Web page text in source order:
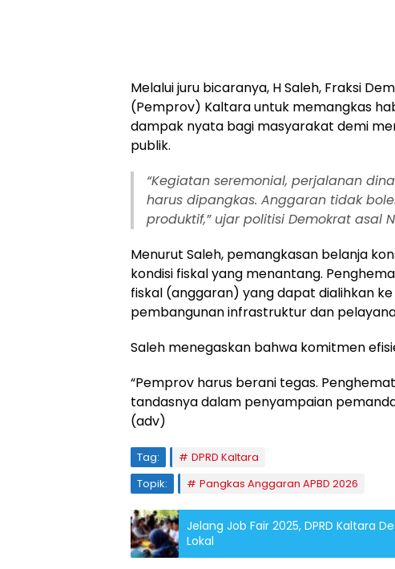
Melalui juru bicaranya, H Saleh, Fraksi
(Pemprov) Kaltara untuk memangkas
dampak nyata bagi masyarakat demi
publik.
“Kegiatan seremonial, perjalanan
harus dipangkas. Anggaran tidak
produktif,” ujar politisi Demokrat asal
Menurut Saleh, pemangkasan belanja
kondisi fiskal yang menantang.
fiskal (anggaran) yang dapat dialihkan
pembangunan infrastruktur dan
Saleh menegaskan bahwa komitmen
“Pemprov harus berani tegas.
tandasnya dalam penyampaian
(adv)
Tag:
DPRD Kaltara
Topik:
Pangkas Anggaran APBD 2026
Jelang Job Fair 2025, DPRD Kaltara
Lokal